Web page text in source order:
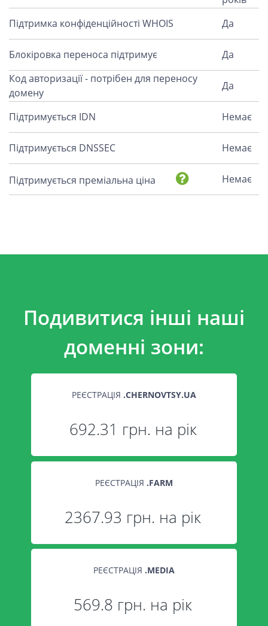
Підтримка конфіденційності WHOIS
Да
Блокіровка переноса підтримує
Да
Код авторизації - потрібен для переносу
домену
Да
Підтримується IDN Немає
Підтримується DNSSEC Немає
Підтримується преміальна ціна Немає
Подивитися інші наші
доменні зони:
РЕЄСТРАЦІЯ .CHERNOVTSY.UA
692.31 грн. на рік
РЕЄСТРАЦІЯ .FARM
2367.93 грн. на рік
РЕЄСТРАЦІЯ .MEDIA
569.8 грн. на рік